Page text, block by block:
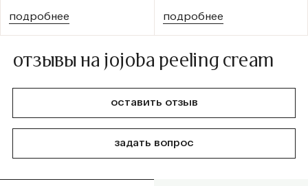
подробнее подробнее
отзывы на jojoba peeling cream
оставить отзыв
задать вопрос